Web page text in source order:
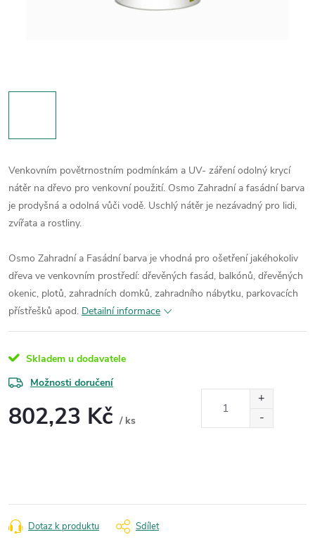
Venkovním povětrnostním podmínkám a UV- záření odolný krycí
nátěr na dřevo pro venkovní použití. Osmo Zahradní a fasádní barva
je prodyšná a odolná vůči vodě. Uschlý nátěr je nezávadný pro lidi,
zvířata a rostliny.
Osmo Zahradní a Fasádní barva je vhodná pro ošetření jakéhokoliv
dřeva ve venkovním prostředí: dřevěných fasád, balkónů, dřevěných
okenic, plotů, zahradních domků, zahradního nábytku, parkovacích
přístřešků apod. Detailní informace
Skladem u dodavatele
Možnosti doručení
802,23 Kč / ks
Dotaz k produktu Sdílet